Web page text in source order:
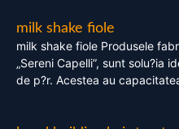
milk shake fiole
milk shake fiole Produsele
„Sereni Capelli”, sunt solu?ia
de p?r. Acestea au